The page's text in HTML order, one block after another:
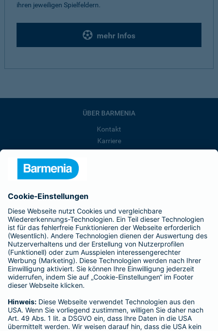
ihren jeweiligen Spielfeldern.
mehr Infos
ÜBER BARMENIA
Kontakt
Karriere
Barmenia ist Teil der BarmeniaGothaer
BELIEBTE SEITEN
Kranken-Zusatzversicherung
Tierversicherungen
Haftpflichtversicherung
Hausratversicherung
Adresse ändern
Schaden melden